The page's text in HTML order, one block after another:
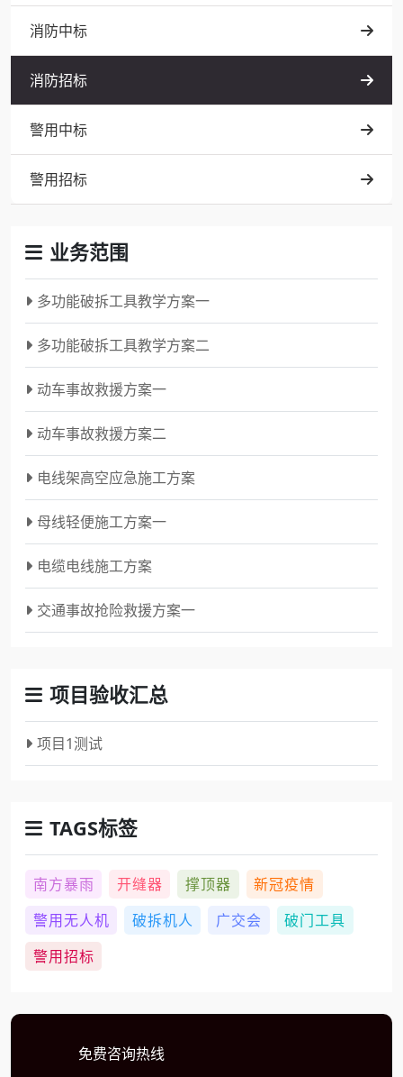
消防中标
消防招标
警用中标
警用招标
业务范围
多功能破拆工具教学方案一
多功能破拆工具教学方案二
动车事故救援方案一
动车事故救援方案二
电线架高空应急施工方案
母线轻便施工方案一
电缆电线施工方案
交通事故抢险救援方案一
项目验收汇总
项目1测试
TAGS标签
南方暴雨 开缝器 撑顶器
新冠疫情
警用无人机
破拆机人 广交会
破门工具
警用招标
免费咨询热线